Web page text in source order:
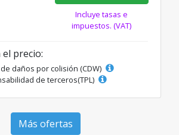
Incluye tasas e
impuestos. (VAT)
precio:
daños por colisión (CDW)
de terceros(TPL)
Más ofertas